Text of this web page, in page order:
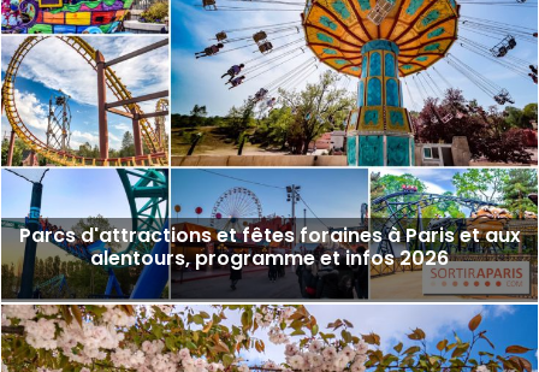
Parcs d'attractions et fêtes foraines à Paris et aux
alentours, programme et infos 2026